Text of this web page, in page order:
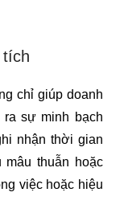
tích
chỉ giúp doanh
ra sự minh bạch
nhận thời gian
mâu thuẫn hoặc
việc hoặc hiệu